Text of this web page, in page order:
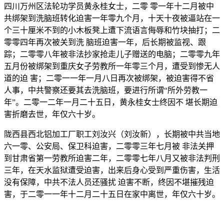
四川万州区法轮功学员黄永桂女士，二零 零一年十二月被中
共绑架到洗脑班转化迫害一年零九个月，十天十夜被逼站在一
个三十厘米不到的小木板凳上遭下流语言侮辱和竹块抽打；二
零零四年再次被关到洗 脑班迫害一年，后长期被监视、跟
踪；二零零八年被非法抄家抢走儿子赠送的电脑；二零零九年
五月份被绑架到重庆女子劳教所一年零三个月，遭受到惨无人
道的迫 害；二零一一年一月八日再次被绑架，被迫害得不省
人事，中共警察还要其去洗脑班，要进行所谓“所外劳教一
年”。二零一二年一月二十五日，黄永桂女士终因不 堪长期迫
害折磨去世，年仅六十岁。
陇西县西北铝加工厂职工刘汝兴（刘汝新），长期被中共当地
六一零、公安局、保卫科迫害，二零零三年七月被 非法关押
到甘肃省第一劳教所迫害二年，二零零七年八月又被非法判刑
三年，在天水监狱遭受迫害，出来后身心受到严重伤害，生活
没有保障，中共不法人员还骚扰 迫害不断，终因不堪摧残迫
害，于二零一一年十二月二十五日在家中离世，年仅六十岁。